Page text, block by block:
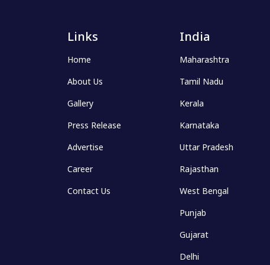
Links
Home
About Us
Gallery
Press Release
Advertise
Career
Contact Us
India
Maharashtra
Tamil Nadu
Kerala
Karnataka
Uttar Pradesh
Rajasthan
West Bengal
Punjab
Gujarat
Delhi